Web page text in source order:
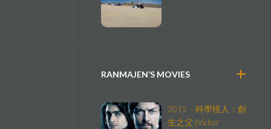
RANMAJEN’S MOVIES
2015 – 科學怪人：創
生之父 (Victor